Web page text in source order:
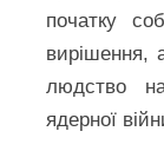
початку
вирішення,
людство
ядерної